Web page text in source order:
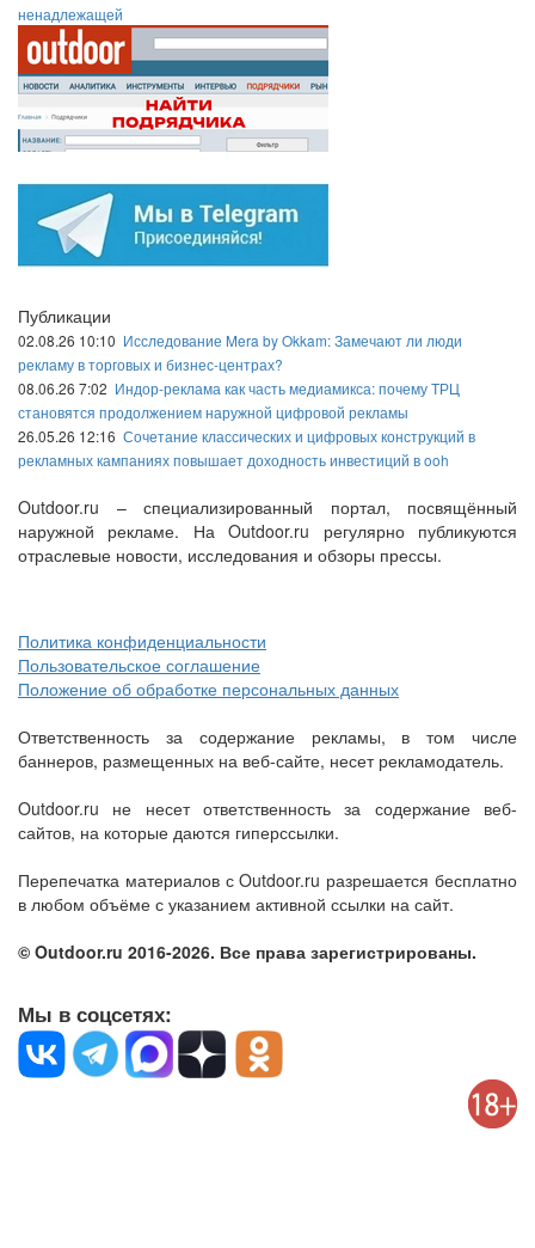
ненадлежащей
Публикации
02.08.26 10:10 Исследование Mera by Okkam: Замечают ли люди
рекламу в торговых и бизнес-центрах?
08.06.26 7:02 Индор-реклама как часть медиамикса: почему ТРЦ
становятся продолжением наружной цифровой рекламы
26.05.26 12:16 Сочетание классических и цифровых конструкций в
рекламных кампаниях повышает доходность инвестиций в ooh
Outdoor.ru – специализированный портал, посвящённый
наружной рекламе. На Outdoor.ru регулярно публикуются
отраслевые новости, исследования и обзоры прессы.
Политика конфиденциальности
Пользовательское соглашение
Положение об обработке персональных данных
Ответственность за содержание рекламы, в том числе
баннеров, размещенных на веб-сайте, несет рекламодатель.
Outdoor.ru не несет ответственность за содержание веб-
сайтов, на которые даются гиперссылки.
Перепечатка материалов с Outdoor.ru разрешается бесплатно
в любом объёме с указанием активной ссылки на сайт.
© Outdoor.ru 2016-2026. Все права зарегистрированы.
Мы в соцсетях: